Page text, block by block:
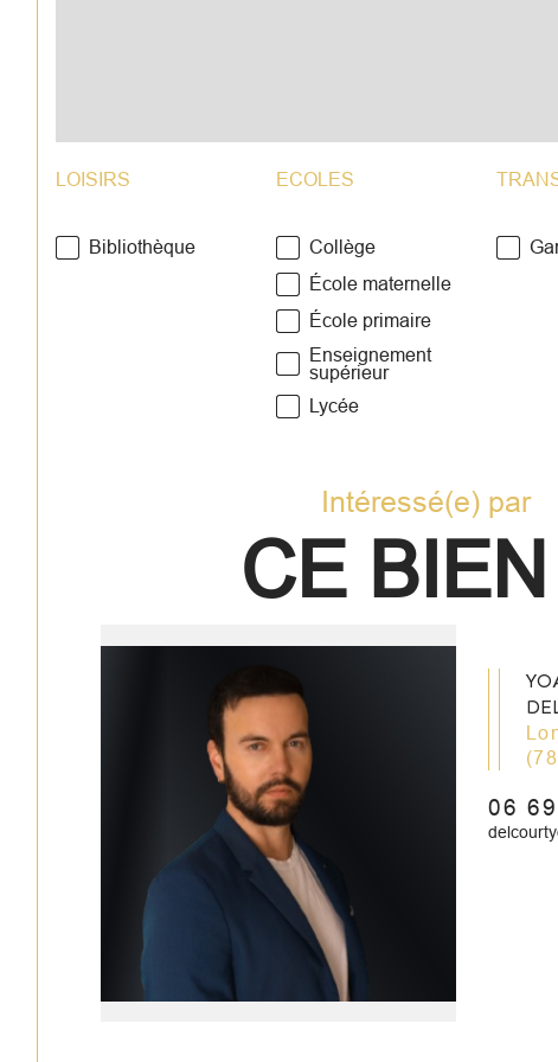
LOISIRS
Bibliothèque
ECOLES
Collège
École maternelle
École primaire
Enseignement
supérieur
Lycée
Intéressé(e) par
CE
Longnes
06